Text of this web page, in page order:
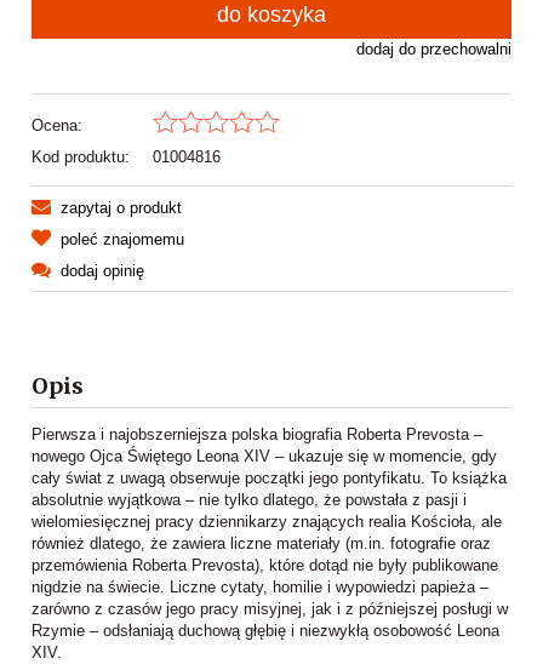
do koszyka
dodaj do przechowalni
Ocena:
Kod produktu:
01004816
zapytaj o produkt
poleć znajomemu
dodaj opinię
Opis
Pierwsza i najobszerniejsza polska biografia Roberta Prevosta –
nowego Ojca Świętego Leona XIV – ukazuje się w momencie, gdy
cały świat z uwagą obserwuje początki jego pontyfikatu. To książka
absolutnie wyjątkowa – nie tylko dlatego, że powstała z pasji i
wielomiesięcznej pracy dziennikarzy znających realia Kościoła, ale
również dlatego, że zawiera liczne materiały (m.in. fotografie oraz
przemówienia Roberta Prevosta), które dotąd nie były publikowane
nigdzie na świecie. Liczne cytaty, homilie i wypowiedzi papieża –
zarówno z czasów jego pracy misyjnej, jak i z późniejszej posługi w
Rzymie – odsłaniają duchową głębię i niezwykłą osobowość Leona
XIV.